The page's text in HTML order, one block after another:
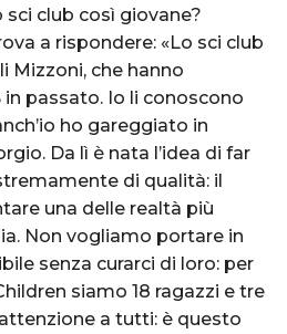
club così giovane?
a rispondere: «Lo sci club
Mizzoni, che hanno
passato. Io li conoscono
ho gareggiato in
Da lì è nata l’idea di far
di qualità: il
una delle realtà più
Non vogliamo portare in
senza curarci di loro: per
siamo 18 ragazzi e tre
a tutti: è questo